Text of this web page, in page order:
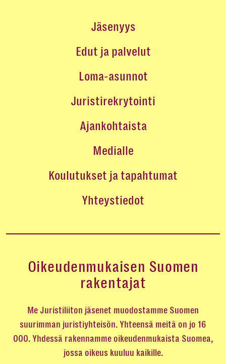
Jäsenyys
Edut ja palvelut
Loma-asunnot
Juristirekrytointi
Ajankohtaista
Medialle
Koulutukset ja tapahtumat
Yhteystiedot
Oikeudenmukaisen Suomen
rakentajat
Me Juristiliiton jäsenet muodostamme Suomen
suurimman juristiyhteisön. Yhteensä meitä on jo 16
000. Yhdessä rakennamme oikeudenmukaista Suomea,
jossa oikeus kuuluu kaikille.